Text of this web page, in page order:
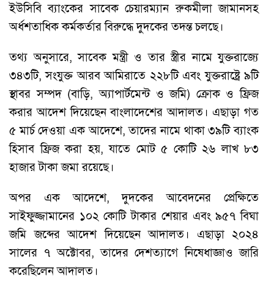
ইউসিবি ব্যাংকের সাবেক চেয়ারম্যান রুকমীলা জামানসহ
অর্ধশতাধিক কর্মকর্তার বিরুদ্ধে দুদকের তদন্ত চলছে।
তথ্য অনুসারে, সাবেক মন্ত্রী ও তার স্ত্রীর নামে যুক্তরাজ্যে
৩৪৩টি, সংযুক্ত আরব আমিরাতে ২২৮টি এবং যুক্তরাষ্ট্রে ৯টি
স্থাবর সম্পদ (বাড়ি, অ্যাপার্টমেন্ট ও জমি) ক্রোক ও ফ্রিজ
করার আদেশ দিয়েছেন বাংলাদেশের আদালত। এছাড়া গত
৫ মার্চ দেওয়া এক আদেশে, তাদের নামে থাকা ৩৯টি ব্যাংক
হিসাব ফ্রিজ করা হয়, যাতে মোট ৫ কোটি ২৬ লাখ ৮৩
হাজার টাকা জমা রয়েছে।
অপর এক আদেশে, দুদকের আবেদনের প্রেক্ষিতে
সাইফুজ্জামানের ১০২ কোটি টাকার শেয়ার এবং ৯৫৭ বিঘা
জমি জব্দের আদেশ দিয়েছেন আদালত। এছাড়া ২০২৪
সালের ৭ অক্টোবর, তাদের দেশত্যাগে নিষেধাজ্ঞাও জারি
করেছিলেন আদালত।